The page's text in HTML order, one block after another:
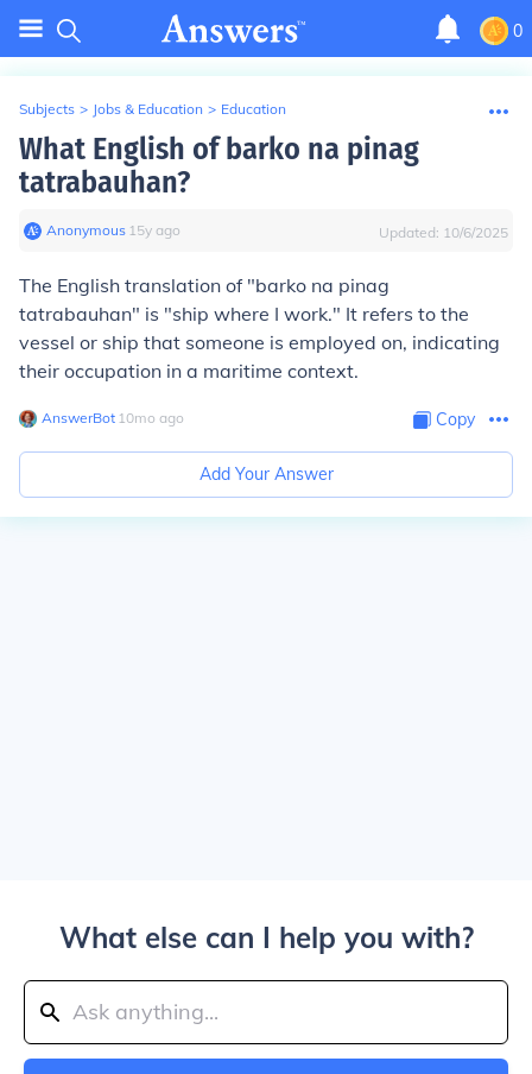
0
Subjects > Jobs & Education > Education
What English of barko na pinag
tatrabauhan?
Anonymous∙ 15y ago Updated: 10/6/2025
The English translation of "barko na pinag
tatrabauhan" is "ship where I work." It refers to the
vessel or ship that someone is employed on, indicating
their occupation in a maritime context.
AnswerBot∙ 10mo ago Copy
Add Your Answer
What else can I help you with?